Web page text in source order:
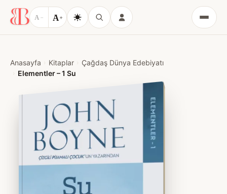
A − A+
Menü
Anasayfa Kitaplar
Çağdaş Dünya Edebiyatı
Elementler – 1 Su